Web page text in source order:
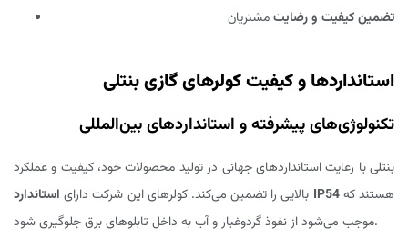
تضمین کیفیت و رضایتمشتریان
استانداردها و کیفیت کولرهای گازی بنتلی
تکنولوژی‌های پیشرفته و استانداردهای بین‌المللی
بنتلی با رعایت استانداردهای جهانی در تولید محصولات خود، کیفیت و عملکرد
بالایی را تضمین می‌کند. کولرهای این شرکت دارای استاندارد IP54هستند که
موجب می‌شود از نفوذ گردوغبار و آب به داخل تابلوهای برق جلوگیری شود.